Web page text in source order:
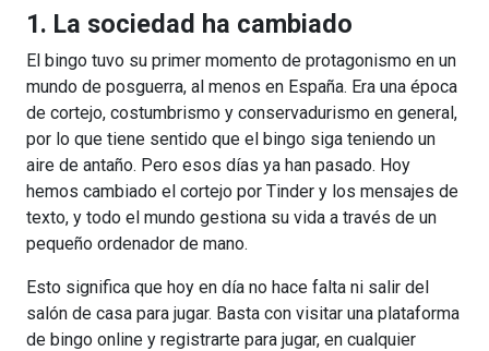
1. La sociedad ha cambiado
El bingo tuvo su primer momento de protagonismo en un
mundo de posguerra, al menos en España. Era una época
de cortejo, costumbrismo y conservadurismo en general,
por lo que tiene sentido que el bingo siga teniendo un
aire de antaño. Pero esos días ya han pasado. Hoy
hemos cambiado el cortejo por Tinder y los mensajes de
texto, y todo el mundo gestiona su vida a través de un
pequeño ordenador de mano.
Esto significa que hoy en día no hace falta ni salir del
salón de casa para jugar. Basta con visitar una plataforma
de bingo online y registrarte para jugar, en cualquier